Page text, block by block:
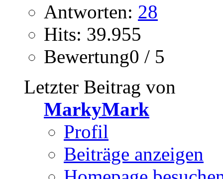
Antworten: 28
Hits: 39.955
Bewertung0 / 5
Letzter Beitrag von
MarkyMark
Profil
Beiträge anzeigen